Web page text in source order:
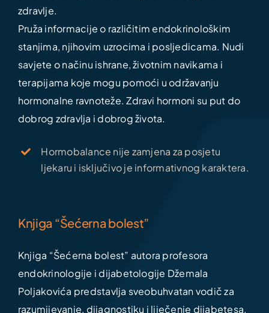
zdravlje.
Pruža informacije o različitim endokrinološkim
stanjima, njihovim uzrocima i posljedicama. Nudi
savjete o načinu ishrane, životnim navikama i
terapijama koje mogu pomoći u održavanju
hormonalne ravnoteže. Zdravi hormoni su put do
dobrog zdravlja i dobrog života.
Hormobalance nije zamjena za posjetu
ljekaru i isključivo je informativnog karaktera.
Knjiga “Šećerna bolest”
Knjiga “Šećerna bolest” autora profesora
endokrinologije i dijabetologije Džemala
Poljakovića predstavlja sveobuhvatan vodič za
razumijevanje, dijagnostiku i liječenje dijabetesa.